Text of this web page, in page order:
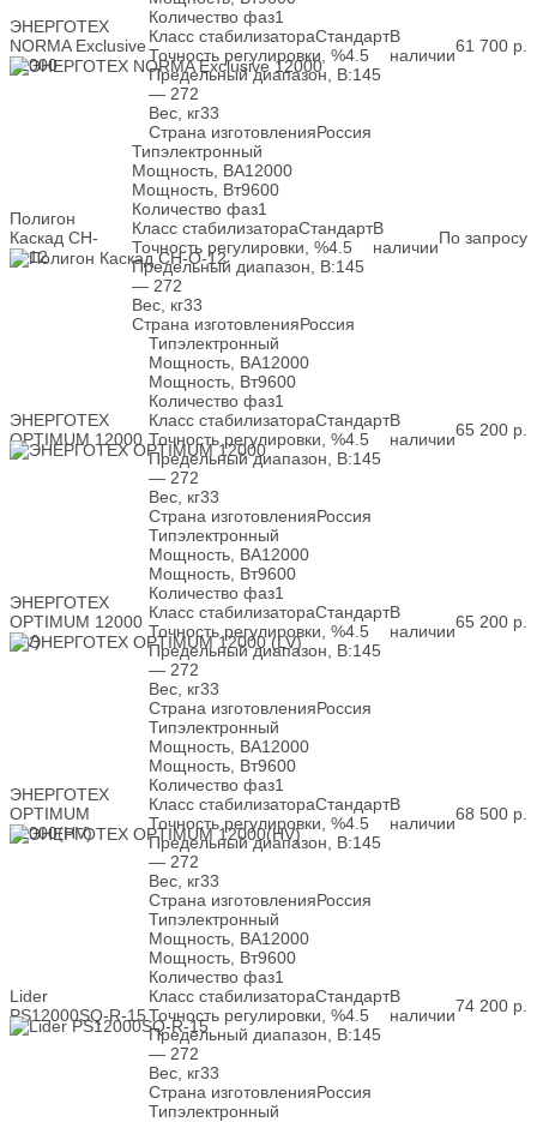
ЭНЕРГОТЕХ
NORMA Exclusive
12000
Количество фаз1
Класс стабилизатораСтандарт
Точность регулировки, %4.5
Предельный диапазон, В:145
— 272
Вес, кг33
Страна изготовленияРоссия
В
наличии61 700 р.
Полигон
Каскад СН-
О-12
Типэлектронный
Мощность, ВА12000
Мощность, Вт9600
Количество фаз1
Класс стабилизатораСтандарт
Точность регулировки, %4.5
Предельный диапазон, В:145
— 272
Вес, кг33
Страна изготовленияРоссия
В
наличииПо запросу
ЭНЕРГОТЕХ
OPTIMUM 12000
Типэлектронный
Мощность, ВА12000
Мощность, Вт9600
Количество фаз1
Класс стабилизатораСтандарт
Точность регулировки, %4.5
Предельный диапазон, В:145
— 272
Вес, кг33
Страна изготовленияРоссия
В
наличии65 200 р.
ЭНЕРГОТЕХ
OPTIMUM 12000
(LV)
Типэлектронный
Мощность, ВА12000
Мощность, Вт9600
Количество фаз1
Класс стабилизатораСтандарт
Точность регулировки, %4.5
Предельный диапазон, В:145
— 272
Вес, кг33
Страна изготовленияРоссия
В
наличии65 200 р.
ЭНЕРГОТЕХ
OPTIMUM
12000(HV)
Типэлектронный
Мощность, ВА12000
Мощность, Вт9600
Количество фаз1
Класс стабилизатораСтандарт
Точность регулировки, %4.5
Предельный диапазон, В:145
— 272
Вес, кг33
Страна изготовленияРоссия
В
наличии68 500 р.
Lider
PS12000SQ-R-15
Типэлектронный
Мощность, ВА12000
Мощность, Вт9600
Количество фаз1
Класс стабилизатораСтандарт
Точность регулировки, %4.5
Предельный диапазон, В:145
— 272
Вес, кг33
Страна изготовленияРоссия
В
наличии74 200 р.
Типэлектронный